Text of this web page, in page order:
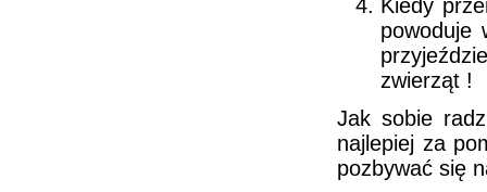
Kiedy
powoduje
zwierząt !
Jak sobie
najlepiej za
pozbywać się